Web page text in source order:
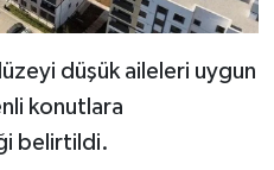
düşük aileleri uygun
konutlara
belirtildi.